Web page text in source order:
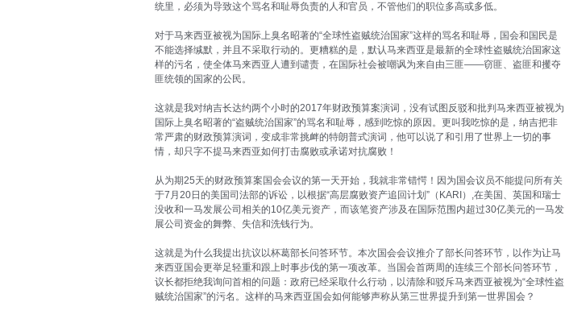
统里，必须为导致这个骂名和耻辱负责的人和官员，不管他们的职位多高或多低。
对于马来西亚被视为国际上臭名昭著的“全球性盗贼统治国家”这样的骂名和耻辱，国会和国民是
不能选择缄默，并且不采取行动的。更糟糕的是，默认马来西亚是最新的全球性盗贼统治国家这
样的污名，使全体马来西亚人遭到谴责，在国际社会被嘲讽为来自由三匪——窃匪、盗匪和攫夺
匪统领的国家的公民。
这就是我对纳吉长达约两个小时的2017年财政预算案演词，没有试图反驳和批判马来西亚被视为
国际上臭名昭著的“盗贼统治国家”的骂名和耻辱，感到吃惊的原因。更叫我吃惊的是，纳吉把非
常严肃的财政预算演词，变成非常挑衅的特朗普式演词，他可以说了和引用了世界上一切的事
情，却只字不提马来西亚如何打击腐败或承诺对抗腐败！
从为期25天的财政预算案国会会议的第一天开始，我就非常错愕！因为国会议员不能提问所有关
于7月20日的美国司法部的诉讼，以根据“高层腐败资产追回计划”（KARI）,在美国、英国和瑞士
没收和一马发展公司相关的10亿美元资产，而该笔资产涉及在国际范围内超过30亿美元的一马发
展公司资金的舞弊、失信和洗钱行为。
这就是为什么我提出抗议以杯葛部长问答环节。本次国会会议推介了部长问答环节，以作为让马
来西亚国会更举足轻重和跟上时事步伐的第一项改革。当国会首两周的连续三个部长问答环节，
议长都拒绝我询问首相的问题：政府已经采取什么行动，以清除和驳斥马来西亚被视为“全球性盗
贼统治国家”的污名。这样的马来西亚国会如何能够声称从第三世界提升到第一世界国会？